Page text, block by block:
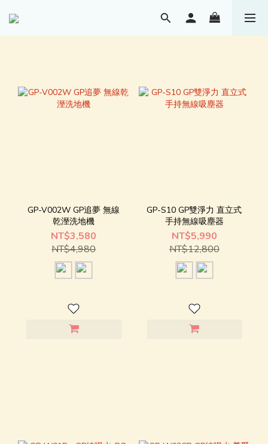
GP-V002W GP追夢 無線
乾溼洗地機
NT$3,580
NT$4,980
GP-S10 GP雙淨力 直立式
手持無線吸塵器
NT$5,990
NT$12,800